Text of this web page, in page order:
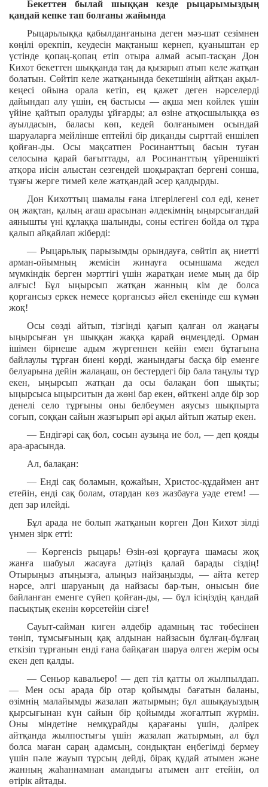
Бекеттен былай шыққан кезде рыцарымыздың
қандай кепке тап болғаны жайында
Рыцарьлыққа қабылданғанына деген мәз-шат сезімнен
көңілі өрекпіп, кеудесін мақтаныш кернеп, қуаныштан ер
үстінде қопаң-қопаң етіп отыра алмай асып-тасқан Дон
Кихот бекеттен шыққанда таң да қызарып атып келе жатқан
болатын. Сөйтіп келе жатқанында бекетшінің айтқан ақыл-
кеңесі ойына орала кетіп, ең қажет деген нәрселерді
дайындап алу үшін, ең бастысы — ақша мен көйлек үшін
үйіне қайтып оралуды ұйғарды; ал өзіне атқосшылыққа өз
ауылдасын, баласы көп, кедей болғанымен осындай
шаруаларға мейлінше ептейлі бір диқанды сырттай еншілеп
қойған-ды. Осы мақсатпен Росинанттың басын туған
селосына қарай бағыттады, ал Росинанттың үйреншікті
атқора иісін алыстан сезгендей шоқырақтап бергені сонша,
тұяғы жерге тимей келе жатқандай әсер қалдырды.
Дон Кихоттың шамалы ғана ілгерілегені сол еді, кенет
оң жақтан, қалың ағаш арасынан әлдекімнің ыңырсығандай
аянышты үні құлаққа шалынды, соны естіген бойда ол тұра
қалып айқайлап жіберді:
— Рыцарьлық парызымды орындауға, сөйтіп ақ ниетті
арман-ойымның жемісін жинауға осыншама жедел
мүмкіндік берген мәрттігі үшін жаратқан иеме мың да бір
алғыс! Бұл ыңырсып жатқан жанның кім де болса
қорғансыз еркек немесе қорғансыз әйел екенінде еш күмән
жоқ!
Осы сөзді айтып, тізгінді қағып қалған ол жаңағы
ыңырсыған үн шыққан жаққа қарай өңмеңдеді. Орман
ішімен бірнеше адым жүргеннен кейін емен бұтағына
байлаулы тұрған биені көрді, жанындағы басқа бір еменге
белуарына дейін жалаңаш, он бестердегі бір бала таңулы тұр
екен, ыңырсып жатқан да осы балақан боп шықты;
ыңырсыса ыңырситын да жөні бар екен, өйткені әлде бір зор
денелі село тұрғыны оны белбеумен аяусыз шықпырта
соғып, соққан сайын жазғырып әрі ақыл айтып жатыр екен.
— Ендігәрі сақ бол, сосын аузыңа ие бол, — деп қояды
ара-арасында.
Ал, балақан:
— Енді сақ боламын, қожайын, Христос-құдаймен ант
етейін, енді сақ болам, отардан көз жазбауға уәде етем! —
деп зар илейді.
Бұл арада не болып жатқанын көрген Дон Кихот зілді
үнмен зірк етті:
— Көргенсіз рыцарь! Өзін-өзі қорғауға шамасы жоқ
жанға шабуыл жасауға дәтіңіз қалай барады сіздің!
Отырыңыз атыңызға, алыңыз найзаңызды, — айта кетер
нәрсе, әлгі шаруаның да найзасы бар-тын, онысын бие
байланған еменге сүйеп қойған-ды, — бұл ісіңіздің қандай
пасықтық екенін көрсетейін сізге!
Сауыт-сайман киген әлдебір адамның тас төбесінен
төніп, тұмсығының қақ алдынан найзасын бұлғаң-бұлғаң
еткізіп тұрғанын енді ғана байқаған шаруа өлген жерім осы
екен деп қалды.
— Сеньор кавальеро! — деп тіл қатты ол жылпылдап.
— Мен осы арада бір отар қойымды бағатын баланы,
өзімнің малайымды жазалап жатырмын; бұл ашықауыздың
қырсығынан күн сайын бір қойымды жоғалтып жүрмін.
Оны міндетіне немқұрайды қарағаны үшін, дәлірек
айтқанда жылпостығы үшін жазалап жатырмын, ал бұл
болса маған сараң адамсың, сондықтан еңбегімді бермеу
үшін пәле жауып тұрсың дейді, бірақ құдай атымен және
жанның жаһаннамнан амандығы атымен ант етейін, ол
өтірік айтады.